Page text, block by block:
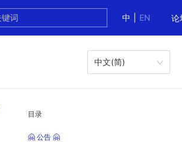
中
EN 论
中文(简)
目录
🤗 公告 🤗